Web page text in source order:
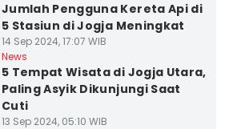
Jumlah Pengguna Kereta Api di
5 Stasiun di Jogja Meningkat
14 Sep 2024, 17:07 WIB
News
5 Tempat Wisata di Jogja Utara,
Paling Asyik Dikunjungi Saat
Cuti
13 Sep 2024, 05:10 WIB